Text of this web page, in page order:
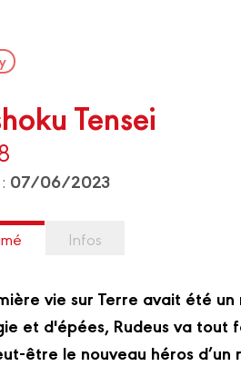
Tensei
07/06/2023
Infos
vie sur Terre avait été
et d'épées, Rudeus va
être le nouveau héros d’un